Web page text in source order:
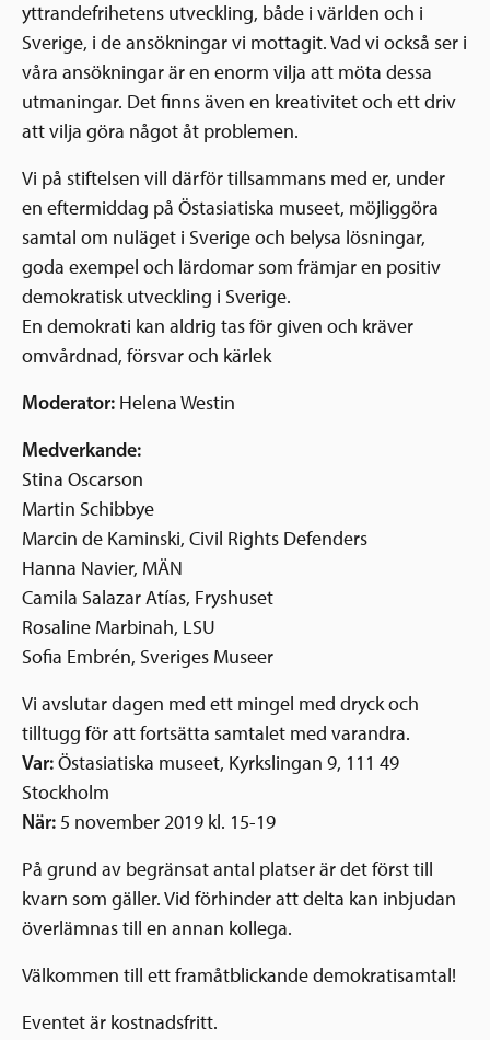
yttrandefrihetens utveckling, både i världen och i
Sverige, i de ansökningar vi mottagit. Vad vi också ser i
våra ansökningar är en enorm vilja att möta dessa
utmaningar. Det finns även en kreativitet och ett driv
att vilja göra något åt problemen.
Vi på stiftelsen vill därför tillsammans med er, under
en eftermiddag på Östasiatiska museet, möjliggöra
samtal om nuläget i Sverige och belysa lösningar,
goda exempel och lärdomar som främjar en positiv
demokratisk utveckling i Sverige.
En demokrati kan aldrig tas för given och kräver
omvårdnad, försvar och kärlek
Moderator: Helena Westin
Medverkande:
Stina Oscarson
Martin Schibbye
Marcin de Kaminski, Civil Rights Defenders
Hanna Navier, MÄN
Camila Salazar Atías, Fryshuset
Rosaline Marbinah, LSU
Sofia Embrén, Sveriges Museer
Vi avslutar dagen med ett mingel med dryck och
tilltugg för att fortsätta samtalet med varandra.
Var:Östasiatiska museet, Kyrkslingan 9, 111 49
Stockholm
När: 5 november 2019 kl. 15-19
På grund av begränsat antal platser är det först till
kvarn som gäller. Vid förhinder att delta kan inbjudan
överlämnas till en annan kollega.
Välkommen till ett framåtblickande demokratisamtal!
Eventet är kostnadsfritt.